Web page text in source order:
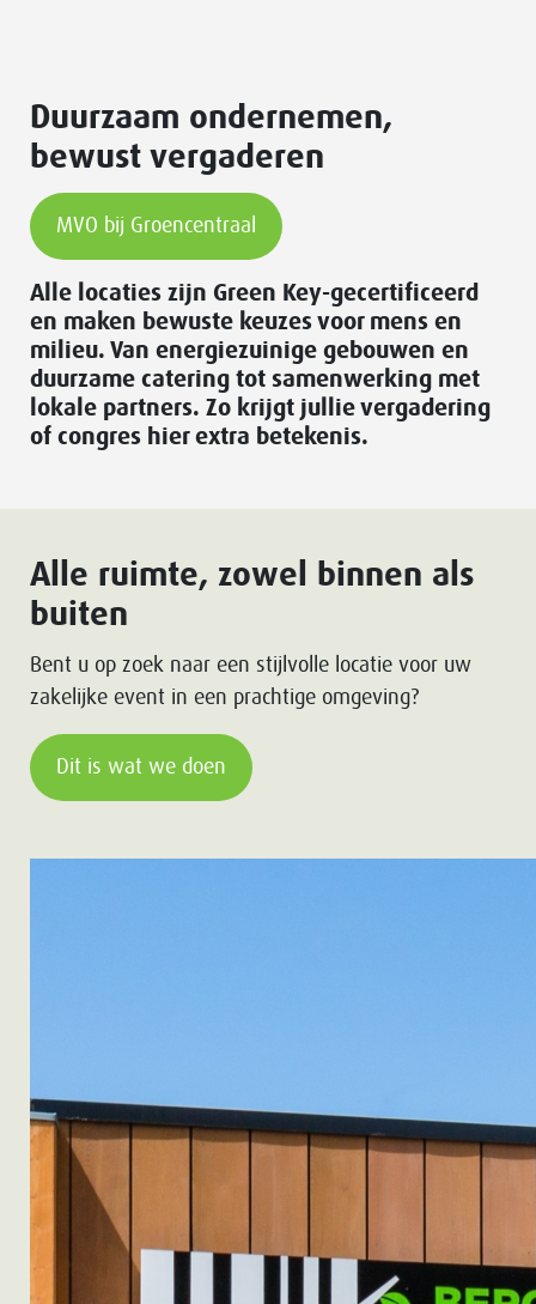
Duurzaam ondernemen,
bewust vergaderen
MVO bij Groencentraal
Alle locaties zijn Green Key-gecertificeerd
en maken bewuste keuzes voor mens en
milieu. Van energiezuinige gebouwen en
duurzame catering tot samenwerking met
lokale partners. Zo krijgt jullie vergadering
of congres hier extra betekenis.
Alle ruimte, zowel binnen als
buiten
Bent u op zoek naar een stijlvolle locatie voor uw
zakelijke event in een prachtige omgeving?
Dit is wat we doen